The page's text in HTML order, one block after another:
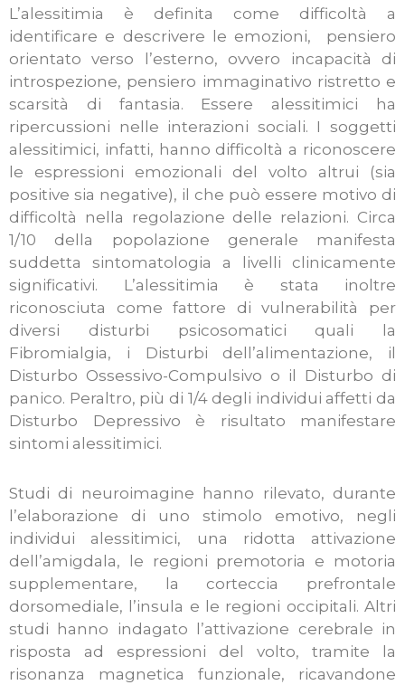
L’alessitimia è definita come difficoltà a
identificare e descrivere le emozioni, pensiero
orientato verso l’esterno, ovvero incapacità di
introspezione, pensiero immaginativo ristretto e
scarsità di fantasia. Essere alessitimici ha
ripercussioni nelle interazioni sociali. I soggetti
alessitimici, infatti, hanno difficoltà a riconoscere
le espressioni emozionali del volto altrui (sia
positive sia negative), il che può essere motivo di
difficoltà nella regolazione delle relazioni. Circa
1/10 della popolazione generale manifesta
suddetta sintomatologia a livelli clinicamente
significativi. L’alessitimia è stata inoltre
riconosciuta come fattore di vulnerabilità per
diversi disturbi psicosomatici quali la
Fibromialgia, i Disturbi dell’alimentazione, il
Disturbo Ossessivo-Compulsivo o il Disturbo di
panico. Peraltro, più di 1/4 degli individui affetti da
Disturbo Depressivo è risultato manifestare
sintomi alessitimici.
Studi di neuroimagine hanno rilevato, durante
l’elaborazione di uno stimolo emotivo, negli
individui alessitimici, una ridotta attivazione
dell’amigdala, le regioni premotoria e motoria
supplementare, la corteccia prefrontale
dorsomediale, l’insula e le regioni occipitali. Altri
studi hanno indagato l’attivazione cerebrale in
risposta ad espressioni del volto, tramite la
risonanza magnetica funzionale, ricavandone